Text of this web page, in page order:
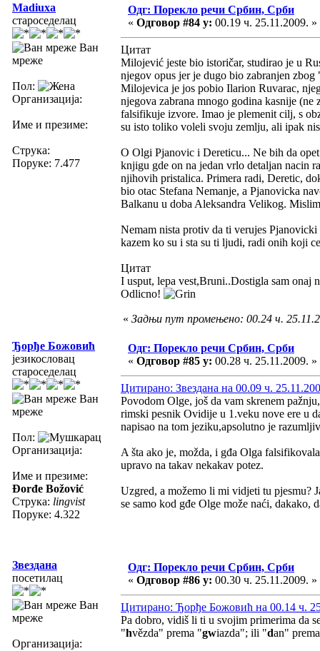
Madiuxa
староседелац
Ван
мреже
Пол:
Организација:
Име и презиме:
Струка:
Поруке: 7.477
Одг: Порекло речи Србин, Срби
« Одговор #84 у: 00.19 ч. 25.11.2009. »
Цитат
Milojević jeste bio istoričar, studirao je u
njegov opus jer je dugo bio zabranjen
Milojevica je jos pobio Ilarion Ruvarac,
njegova zabrana mnogo godina kasnije
falsifikuje izvore. Imao je plemenit cilj, s
su isto toliko voleli svoju zemlju, ali ipak
O Olgi Pjanovic i Dereticu... Ne bih da
knjigu gde on na jedan vrlo detaljan nacin
njihovih pristalica. Primera radi, Deretic,
bio otac Stefana Nemanje, a Pjanovicka
Balkanu u doba Aleksandra Velikog.
Nemam nista protiv da ti verujes
kazem ko su i sta su ti ljudi, radi onih koji
Цитат
I usput, lepa vest,Bruni..Dostigla sam
Odlicno!
« Задњи пут промењено: 00.24 ч.
Ђорђе Божовић
језикословац
староседелац
Ван
мреже
Пол:
Организација:
Име и презиме:
Đorđe Božović
Струка: lingvist
Поруке: 4.322
Одг: Порекло речи Србин, Срби
« Одговор #85 у: 00.28 ч. 25.11.2009. »
Цитирано: Звездана на 00.09 ч.
Povodom Olge, još da vam skrenem
rimski pesnik Ovidije u 1.veku nove ere u
napisao na tom jeziku,apsolutno je
A šta ako je, možda, i gđa Olga
upravo na takav nekakav potez.
Uzgred, a možemo li mi vidjeti tu
se samo kod gđe Olge može naći, dakako,
Звездана
посетилац
Ван
мреже
Организација:
Одг: Порекло речи Србин, Срби
« Одговор #86 у: 00.30 ч. 25.11.2009. »
Цитирано: Ђорђе Божовић на 00.14 ч.
Pa dobro, vidiš li ti u svojim primerima da
"hvězda" prema "gwiazda"; ili "dan"